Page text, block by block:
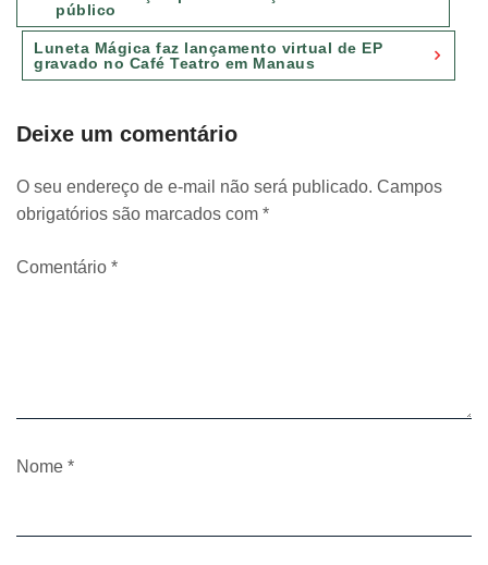
Post
público
Luneta Mágica faz lançamento virtual de EP
gravado no Café Teatro em Manaus
Deixe um comentário
O seu endereço de e-mail não será publicado. Campos
obrigatórios são marcados com *
Comentário *
Nome *